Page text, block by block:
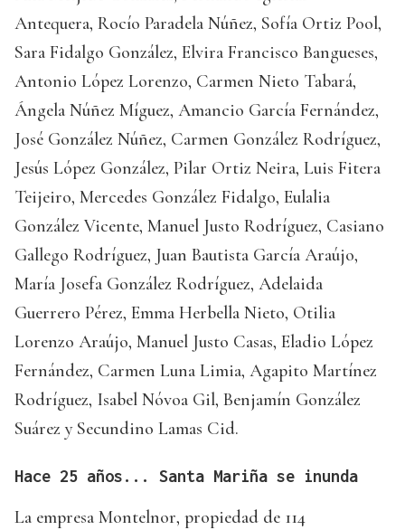
Antequera, Rocío Paradela Núñez, Sofía Ortiz Pool,
Sara Fidalgo González, Elvira Francisco Bangueses,
Antonio López Lorenzo, Carmen Nieto Tabará,
Ángela Núñez Míguez, Amancio García Fernández,
José González Núñez, Carmen González Rodríguez,
Jesús López González, Pilar Ortiz Neira, Luis Fitera
Teijeiro, Mercedes González Fidalgo, Eulalia
González Vicente, Manuel Justo Rodríguez, Casiano
Gallego Rodríguez, Juan Bautista García Araújo,
María Josefa González Rodríguez, Adelaida
Guerrero Pérez, Emma Herbella Nieto, Otilia
Lorenzo Araújo, Manuel Justo Casas, Eladio López
Fernández, Carmen Luna Limia, Agapito Martínez
Rodríguez, Isabel Nóvoa Gil, Benjamín González
Suárez y Secundino Lamas Cid.
Hace 25 años... Santa Mariña se inunda
La empresa Montelnor, propiedad de 114